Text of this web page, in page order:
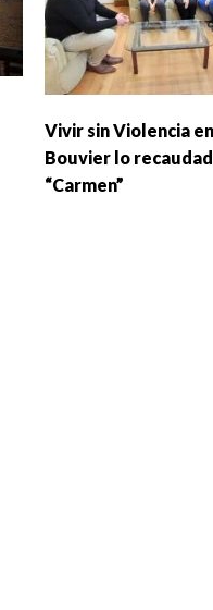
Vivir sin Violencia
Bouvier lo
“Carmen”